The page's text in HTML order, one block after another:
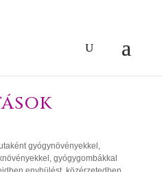
gyógynövényekkel,
gyógygombákkal